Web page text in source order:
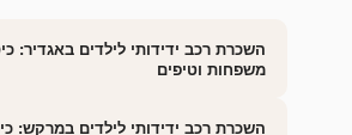
השכרת רכב ידידותי לילדים באגדיר:
משפחות וטיפים
השכרת רכב ידידותי לילדים במרקש: